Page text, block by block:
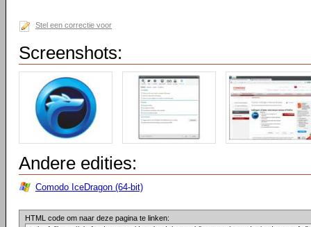
Stel een correctie voor
Screenshots:
Andere edities:
Comodo IceDragon (64-bit)
HTML code om naar deze pagina te linken: